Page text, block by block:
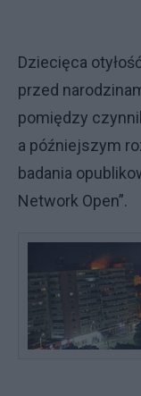
Dziecięca
przed
pomiędzy
a późniejszym
badania
Network Open”.